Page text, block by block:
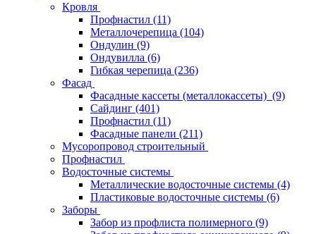
Кровля
Профнастил (11)
Металлочерепица (104)
Ондулин (9)
Ондувилла (6)
Гибкая черепица (236)
Фасад
Фасадные кассеты (металлокассеты) (9)
Сайдинг (401)
Профнастил (11)
Фасадные панели (211)
Мусоропровод строительный
Профнастил
Водосточные системы
Металлические водосточные системы (4)
Пластиковые водосточные системы (6)
Заборы
Забор из профлиста полимерного (9)